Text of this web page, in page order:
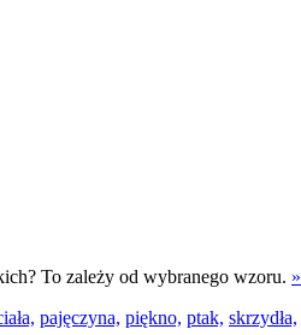
To zależy od wybranego wzoru. »
pajęczyna, piękno, ptak, skrzydła,